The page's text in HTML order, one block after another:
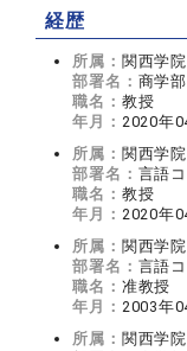
経歴
所属： 関西学
部署名： 商学部
職名： 教授
年月： 2020年
所属： 関西学
部署名： 言語
職名： 教授
年月： 2020年
所属： 関西学
部署名： 言語
職名： 准教授
年月： 2003年
所属： 関西学